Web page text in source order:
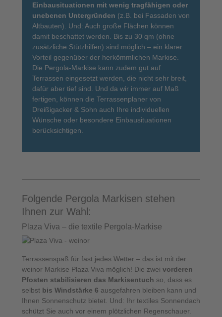
Einbausituationen mit wenig tragfähigen oder
unebenen Untergründen (z.B. bei Fassaden von
Altbauten). Und: Auch große Flächen können
damit beschattet werden. Bis zu 30 qm (ohne
zusätzliche Stützhilfen) sind möglich – ein klarer
Vorteil gegenüber der herkömmlichen Markise.
Die Pergola-Markise kann zudem gut auf
Terrassen eingesetzt werden, die nicht sehr breit,
dafür aber tief sind. Und da wir immer auf Maß
fertigen, können die Terrassenplaner von
Dreißigacker & Sohn auch Ihre individuellen
Wünsche oder besondere Einbausituationen
berücksichtigen.
Folgende Pergola Markisen stehen
Ihnen zur Wahl:
Plaza Viva – die textile Pergola-Markise
Terrassenspaß für fast jedes Wetter – das ist mit der
weinor Markise Plaza Viva möglich! Die zwei vorderen
Pfosten stabilisieren das Markisentuch so, dass es
selbst bis Windstärke 6 ausgefahren bleiben kann und
Ihnen Sonnenschutz bietet. Und: Ihr textiles Sonnendach
schützt Sie auch vor einem plötzlichen Regenschauer.